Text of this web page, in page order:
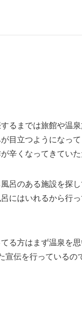
るまでは旅館や温
目立つようになっ
辛くなってきてい
呂のある施設を探し
にはいれるから行
る方はまず温泉を思
宣伝を行っている